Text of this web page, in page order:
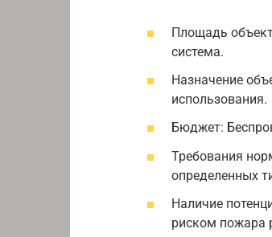
Площадь
система.
Назначение
использования.
Бюджет:
Требования
определенных
Наличие
риском пожара